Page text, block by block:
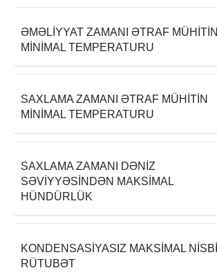
ƏMƏLIYYAT ZAMANI ƏTRAF MÜHITIN
MINIMAL TEMPERATURU
SAXLAMA ZAMANI ƏTRAF MÜHITIN
MINIMAL TEMPERATURU
SAXLAMA ZAMANI DƏNIZ
SƏVIYYƏSINDƏN MAKSIMAL
HÜNDÜRLÜK
KONDENSASIYASIZ MAKSIMAL NISBI
RÜTUBƏT